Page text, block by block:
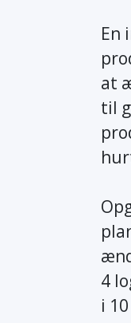
En
at
til
4
i